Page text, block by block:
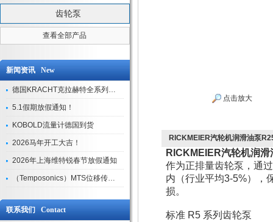
齿轮泵
查看全部产品
新闻资讯 New
德国KRACHT克拉赫特全系列现货库存
5.1假期放假通知！
KOBOLD流量计德国到货
2026马年开工大吉！
2026年上海维特锐春节放假通知
（Temposonics）MTS位移传感器现货库存型号
联系我们 Contact
点击放大
RICKMEIER汽轮机润滑油泵
RICKMEIER汽轮机润
作为正排量齿轮泵，通
内（行业平均3-5%），
损。
标准 R5 系列齿轮泵